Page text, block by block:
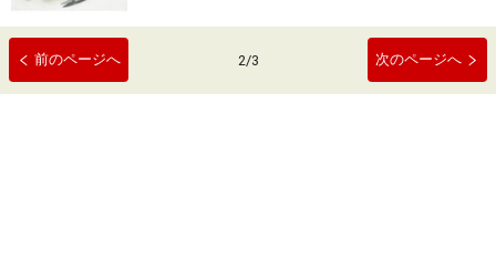
前のページへ 2/3 次のページへ